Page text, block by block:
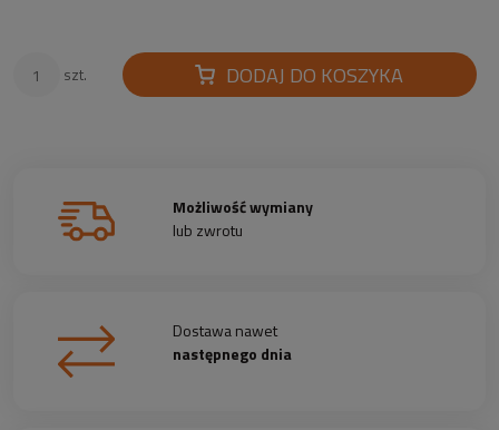
szt. DODAJ DO KOSZYKA
Możliwość wymiany
lub zwrotu
Dostawa nawet
następnego dnia